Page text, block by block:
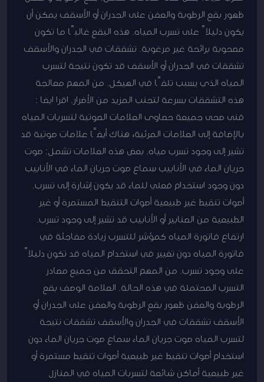
ظهور بقع الرطوبة والعفن على الجدران أو الأسقف يمكن أن
يكون دليلاً على تسرب المياه. هذه البقع غالبًا ما تكون
مصحوبة برائحة غير مرغوبة. تشققات في الجدران والأسقف
تشققات في الجدران أو الأسقف قد تكون نتيجة لتسرب
المياه الذي يسبب تلفًا في الهيكل. من المهم معالجة
هذه التشققات بسرعة لتجنب المزيد من الأضرار. اقرا ايضا :
فنى صحى جميعة حصاوى العلامات الصوتية لتسربات المياه
بالإضافة إلى العلامات المرئية، هناك أيضًا علامات صوتية قد
تشير إلى وجود تسرب مياه. بعض هذه العلامات تشمل: صوت
جريان الماء في الأنابيب سماع صوت جريان الماء في الأنابيب
دون وجود استخدام فعلي للماء قد يكون إشارة إلى تسرب.
أصوات تنقيط غير طبيعية أصوات التنقيط المستمرة أو غير
الطبيعية من الصنابير أو الأنابيب قد تشير إلى وجود تسرب.
ارتفاع فاتورة المياه كمؤشر للتسرب زيادة مفاجئة في
فاتورة المياه دون تغيير في استخدام المياه قد تكون دليلاً
على وجود تسرب. من المهم التحقق من جميع مصادر
التسرب المحتملة في هذه الحالة. العلامة الوصف بقع
الرطوبة والعفن ظهور بقع الرطوبة والعفن على الجدران أو
الأسقف تشققات في الجدران والأسقف تشققات نتيجة
لتسرب المياه صوت جريان الماء سماع صوت جريان الماء دون
استخدام أصوات تنقيط غير طبيعية أصوات تنقيط مستمرة أو
غير طبيعية أماكن شائعة لتسربات المياه في المنازل